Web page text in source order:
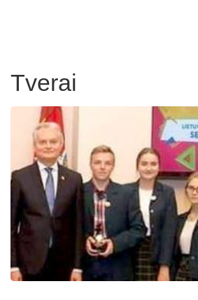
Tverai